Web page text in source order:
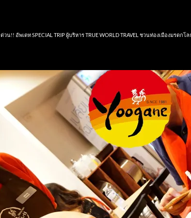
ด่วน!! อัพเดท SPECIAL TRIP ผู้บริหาร TRUE WORLD TRAVEL ชวนท่องเมืองมรดกโล